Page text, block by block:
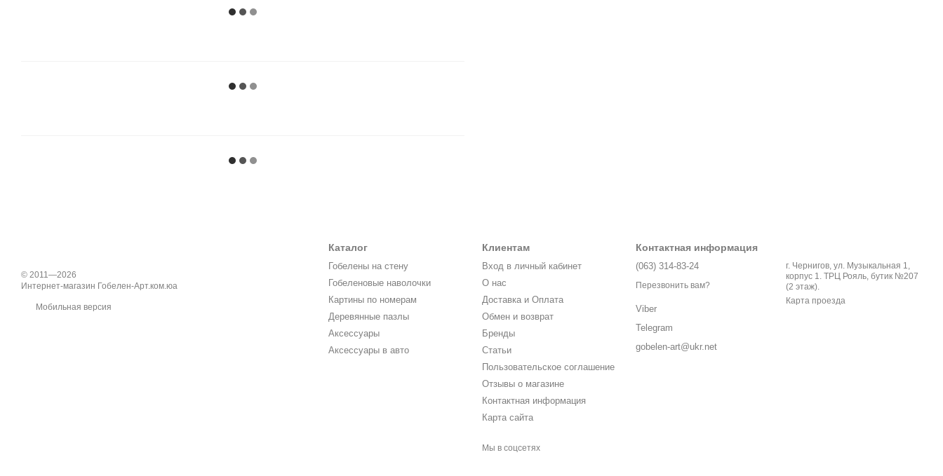
© 2011—2026
Интернет-магазин Гобелен-Арт.ком.юа
Мобильная версия
Каталог
Гобелены на стену
Гобеленовые наволочки
Картины по номерам
Деревянные пазлы
Аксессуары
Аксессуары в авто
Клиентам
Вход в личный кабинет
О нас
Доставка и Оплата
Обмен и возврат
Бренды
Статьи
Пользовательское соглашение
Отзывы о магазине
Контактная информация
Карта сайта
Мы в соцсетях
Контактная информация
(063) 314-83-24
Перезвонить вам?
Viber
Telegram
gobelen-art@ukr.net
г. Чернигов, ул. Музыкальная 1,
корпус 1. ТРЦ Рояль, бутик №207
(2 этаж).
Карта проезда